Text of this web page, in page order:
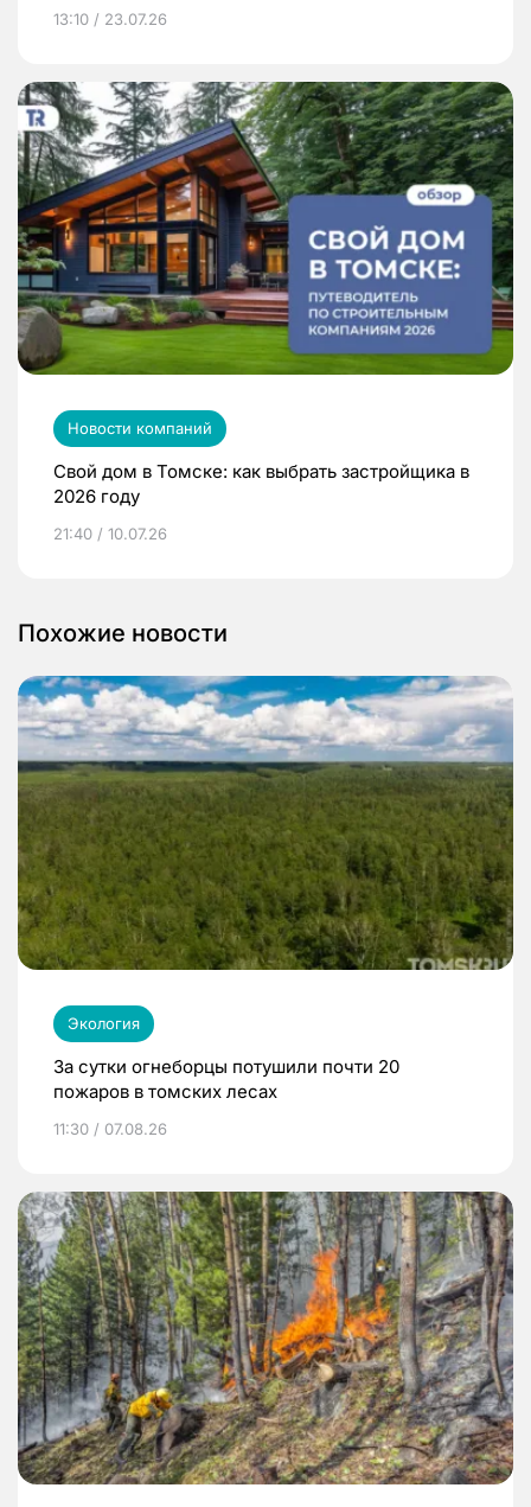
13:10 / 23.07.26
Новости компаний
Свой дом в Томске: как выбрать застройщика в
2026 году
21:40 / 10.07.26
Похожие новости
Экология
За сутки огнеборцы потушили почти 20
пожаров в томских лесах
11:30 / 07.08.26